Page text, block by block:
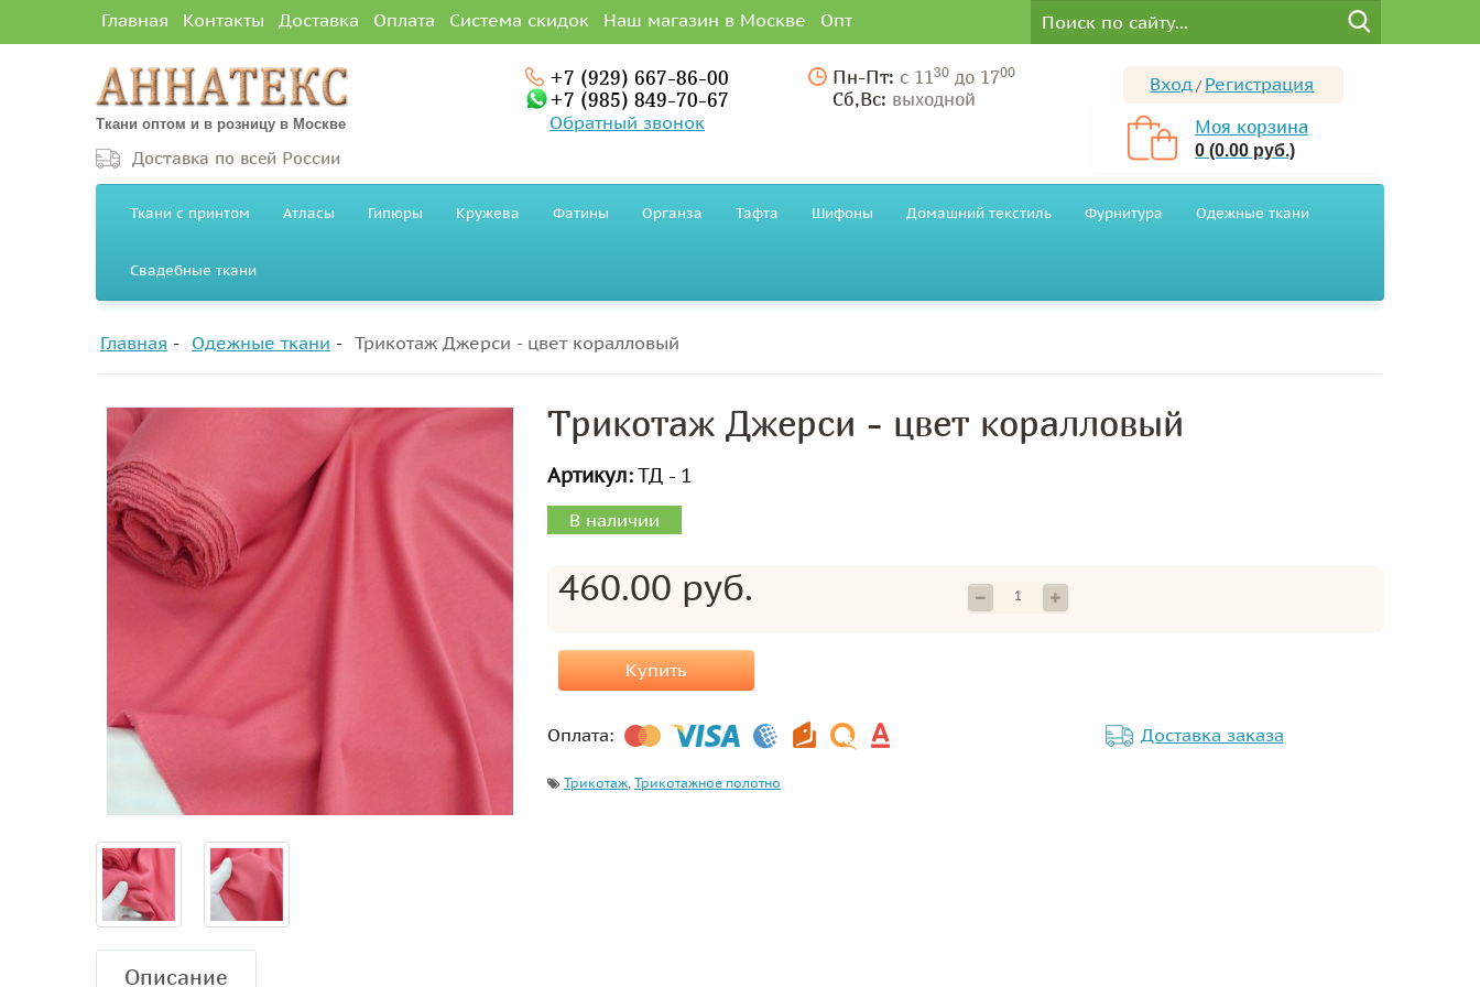
Главная Контакты Доставка Оплата Система скидок Наш магазин в Москве Опт
Ткани оптом и в розницу в Москве
Доставка по всей России
+7 (929) 667-86-00
+7 (985) 849-70-67
Обратный звонок
Пн-Пт: с 1130 до 1700
Сб,Вс: выходной
Вход / Регистрация
Моя корзина
0 (0.00 руб.)
Ткани с принтом Атласы Гипюры Кружева Фатины Органза Тафта Шифоны Домашний текстиль Фурнитура Одежные ткани
Свадебные ткани
Главная Одежные ткани Трикотаж Джерси - цвет коралловый
Трикотаж Джерси - цвет коралловый
Артикул:ТД - 1
В наличии
460.00 руб.
Купить
Оплата: Доставка заказа
Трикотаж, Трикотажное полотно
Описание